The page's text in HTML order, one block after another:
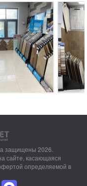
защищены 2026.
сайте, касающаяся
определяемой в